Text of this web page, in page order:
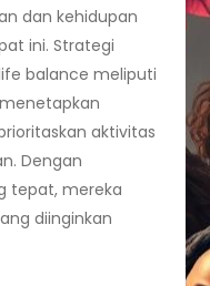
dan kehidupan
ini. Strategi
balance meliputi
aktivitas
Dengan
tepat, mereka
diinginkan